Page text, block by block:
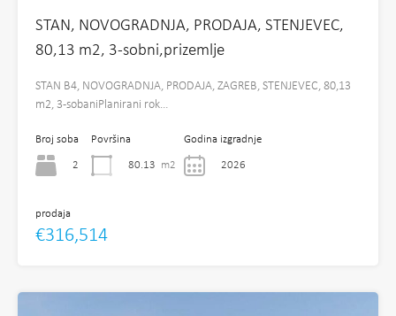
STAN, NOVOGRADNJA, PRODAJA, STENJEVEC,
80,13 m2, 3-sobni,prizemlje
STAN B4, NOVOGRADNJA, PRODAJA, ZAGREB, STENJEVEC, 80,13
m2, 3-sobaniPlanirani rok…
Broj soba
2
Površina
80.13 m2
Godina izgradnje
2026
prodaja
€316,514